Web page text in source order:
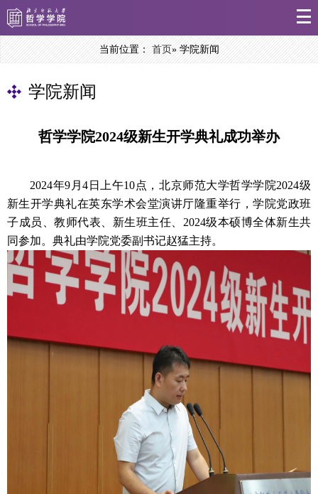
当前位置：首页» 学院新闻
学院新闻
哲学学院2024级新生开学典礼成功举办
2024年9月4日上午10点，北京师范大学哲学学院2024级
新生开学典礼在英东学术会堂演讲厅隆重举行，学院党政班
子成员、教师代表、新生班主任、2024级本硕博全体新生共
同参加。 典礼由学院党委副书记赵猛主持。